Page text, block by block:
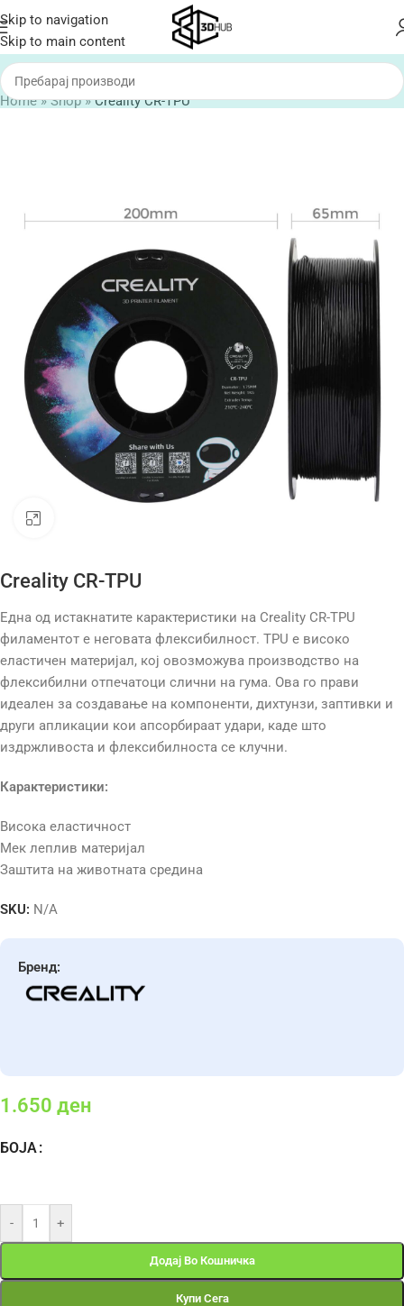
Skip to navigation
Skip to main content
Home»Shop»Creality CR-TPU
Creality CR-TPU
Една од истакнатите карактеристики на Creality CR-TPU
филаментот е неговата флексибилност. TPU е високо
еластичен материјал, кој овозможува производство на
флексибилни отпечатоци слични на гума. Ова го прави
идеален за создавање на компоненти, дихтунзи, заптивки и
други апликации кои апсорбираат удари, каде што
издржливоста и флексибилноста се клучни.
Карактеристики:
Висока еластичност
Мек леплив материјал
Заштита на животната средина
SKU: N/A
Бренд:
1.650 ден
БОЈА
- +
Додај Во Кошничка
Купи Сега